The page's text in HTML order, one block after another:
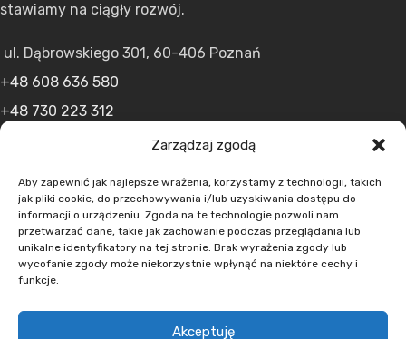
Zarządzaj zgodą
Aby zapewnić jak najlepsze wrażenia, korzystamy z technologii, takich
jak pliki cookie, do przechowywania i/lub uzyskiwania dostępu do
informacji o urządzeniu. Zgoda na te technologie pozwoli nam
przetwarzać dane, takie jak zachowanie podczas przeglądania lub
unikalne identyfikatory na tej stronie. Brak wyrażenia zgody lub
wycofanie zgody może niekorzystnie wpłynąć na niektóre cechy i
funkcje.
Akceptuję
stawiamy na ciągły rozwój.
ul. Dąbrowskiego 301, 60-406 Poznań
+48 608 636 580
+48 730 223 312
MENU